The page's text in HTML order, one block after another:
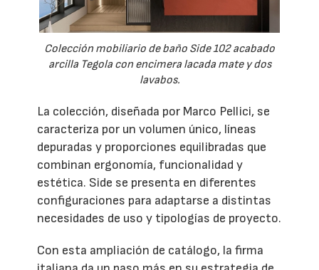
Colección mobiliario de baño Side 102 acabado
arcilla Tegola con encimera lacada mate y dos
lavabos.
La colección, diseñada por Marco Pellici, se
caracteriza por un volumen único, líneas
depuradas y proporciones equilibradas que
combinan ergonomía, funcionalidad y
estética. Side se presenta en diferentes
configuraciones para adaptarse a distintas
necesidades de uso y tipologías de proyecto.
Con esta ampliación de catálogo, la firma